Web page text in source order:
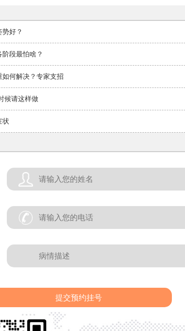
好？
段最怕啥？
何解决？专家支招
候请这样做
状